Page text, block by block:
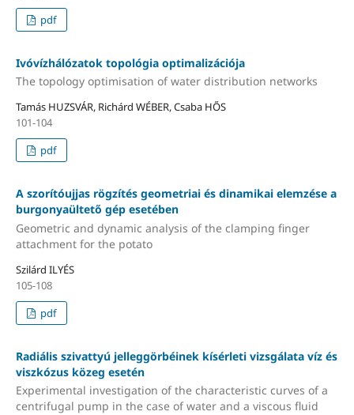
pdf
Ivóvízhálózatok topológia optimalizációja
The topology optimisation of water distribution networks
Tamás HUZSVÁR, Richárd WÉBER, Csaba HŐS
101-104
pdf
A szorítóujjas rögzítés geometriai és dinamikai elemzése a
burgonyaültető gép esetében
Geometric and dynamic analysis of the clamping finger
attachment for the potato
Szilárd ILYÉS
105-108
pdf
Radiális szivattyú jelleggörbéinek kísérleti vizsgálata víz és
viszkózus közeg esetén
Experimental investigation of the characteristic curves of a
centrifugal pump in the case of water and a viscous fluid